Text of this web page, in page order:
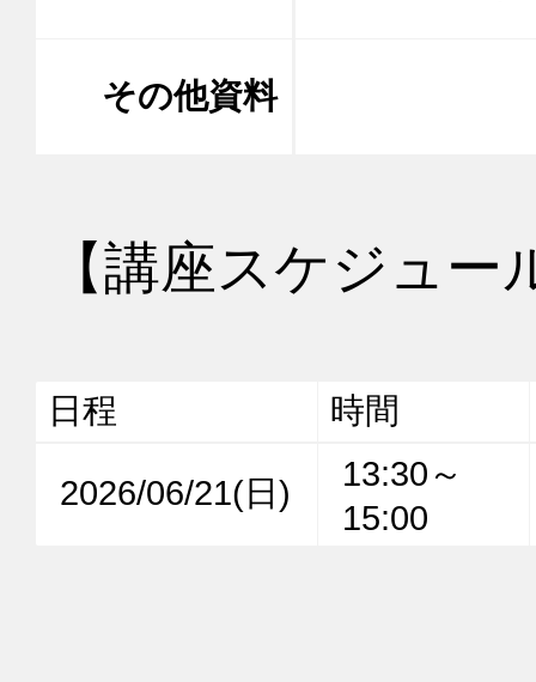
その他資料
【講座スケジュー
日程 時間
2026/06/21(日)
13:30～
15:00